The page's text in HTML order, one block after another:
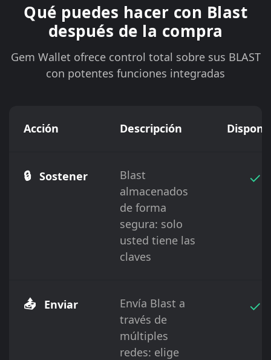
Qué puedes hacer con Blast
después de la compra
Gem Wallet ofrece control total sobre sus BLAST
con potentes funciones integradas
Acción Descripción
🔒 Sostener
Blast
almacenados
de forma
segura: solo
usted tiene las
claves
✓
📤 Enviar
Envía Blast a
través de
múltiples
redes: elige
✓